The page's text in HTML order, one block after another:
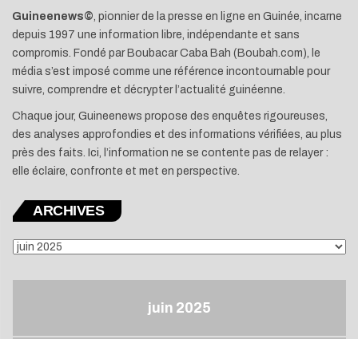
Guineenews©, pionnier de la presse en ligne en Guinée, incarne
depuis 1997 une information libre, indépendante et sans
compromis. Fondé par Boubacar Caba Bah (Boubah.com), le
média s’est imposé comme une référence incontournable pour
suivre, comprendre et décrypter l’actualité guinéenne.
Chaque jour, Guineenews propose des enquêtes rigoureuses,
des analyses approfondies et des informations vérifiées, au plus
près des faits. Ici, l’information ne se contente pas de relayer :
elle éclaire, confronte et met en perspective.
ARCHIVES
ARCHIVES
juin 2025